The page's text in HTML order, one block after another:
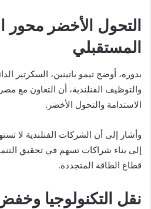
التحول الأخضر محور
المستقبلي
بدوره، أوضح تيمو ياتينين، السكرتير
والتوظيف الفنلندية، أن التعاون مع
الاستدامة والتحول الأخضر.
وأشار إلى أن الشركات الفنلندية لا
إلى بناء شراكات تسهم في تحقيق
قطاع الطاقة المتجددة.
نقل التكنولوجيا وخفض